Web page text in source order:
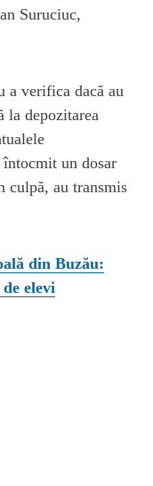
Suruciuc,
a verifica dacă au
la depozitarea
un dosar
culpă, au transmis
din Buzău:
elevi